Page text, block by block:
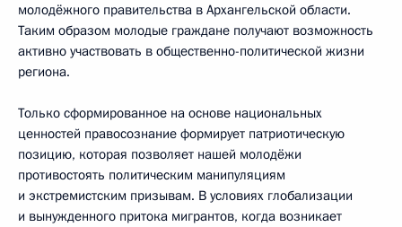
молодёжного правительства в Архангельской области.
Таким образом молодые граждане получают возможность
активно участвовать в общественно-политической жизни
региона.
Только сформированное на основе национальных
ценностей правосознание формирует патриотическую
позицию, которая позволяет нашей молодёжи
противостоять политическим манипуляциям
и экстремистским призывам. В условиях глобализации
и вынужденного притока мигрантов, когда возникает